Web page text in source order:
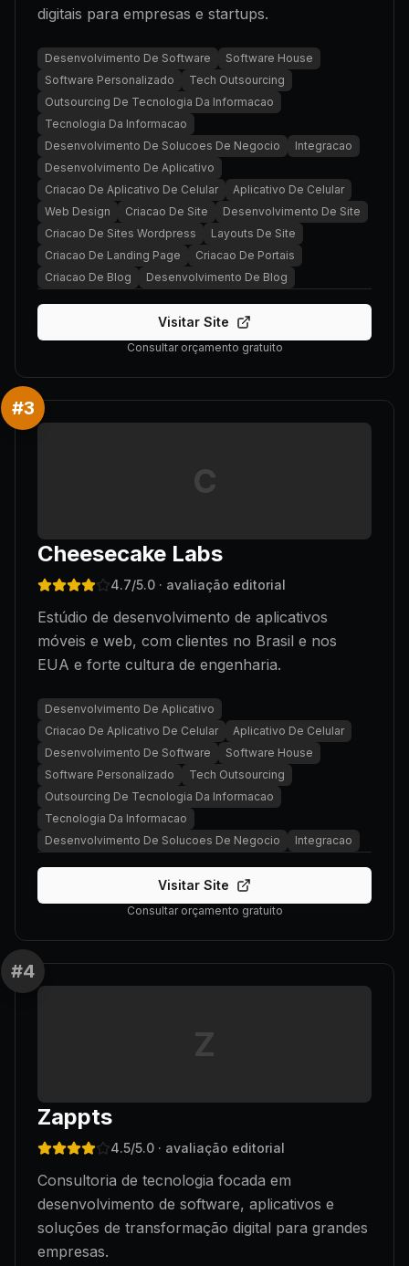
digitais para empresas e startups.
Desenvolvimento De Software
Software House
Software Personalizado
Tech Outsourcing
Outsourcing De Tecnologia Da Informacao
Tecnologia Da Informacao
Desenvolvimento De Solucoes De Negocio
Integracao
Desenvolvimento De Aplicativo
Criacao De Aplicativo De Celular
Aplicativo De Celular
Web Design
Criacao De Site
Desenvolvimento De Site
Criacao De Sites Wordpress
Layouts De Site
Criacao De Landing Page
Criacao De Portais
Criacao De Blog
Desenvolvimento De Blog
Visitar Site
Consultar orçamento gratuito
#3
C
Cheesecake Labs
4.7/5.0 · avaliação editorial
Estúdio de desenvolvimento de aplicativos
móveis e web, com clientes no Brasil e nos
EUA e forte cultura de engenharia.
Desenvolvimento De Aplicativo
Criacao De Aplicativo De Celular
Aplicativo De Celular
Desenvolvimento De Software
Software House
Software Personalizado
Tech Outsourcing
Outsourcing De Tecnologia Da Informacao
Tecnologia Da Informacao
Desenvolvimento De Solucoes De Negocio
Integracao
Visitar Site
Consultar orçamento gratuito
#4
Z
Zappts
4.5/5.0 · avaliação editorial
Consultoria de tecnologia focada em
desenvolvimento de software, aplicativos e
soluções de transformação digital para grandes
empresas.